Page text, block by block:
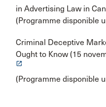
in Advertising Law in
(Programme disponible
Criminal Deceptive
Ought to Know (15
launch
(Programme disponible